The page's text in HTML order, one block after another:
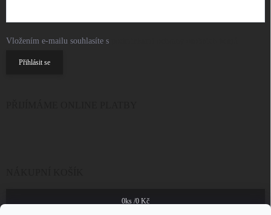
Vložením e-mailu souhlasíte s
Přihlásit se
0ks /0 Kč